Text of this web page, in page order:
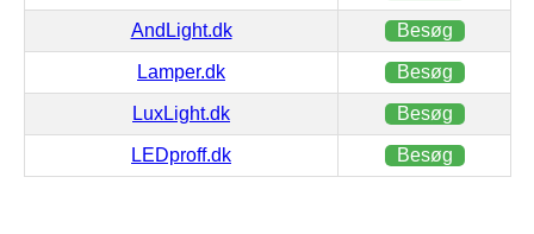
AndLight.dk Besøg
Lamper.dk Besøg
LuxLight.dk Besøg
LEDproff.dk Besøg